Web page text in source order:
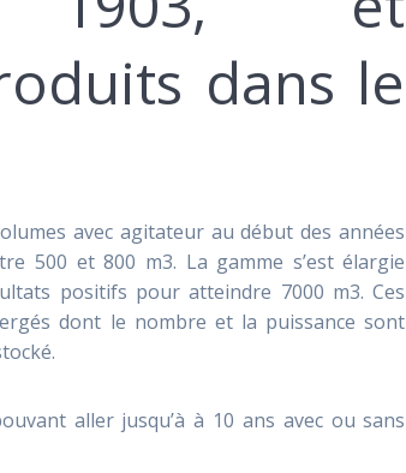
dans le
avec agitateur au début des années
500 et 800 m3. La gamme s’est élargie
positifs pour atteindre 7000 m3. Ces
dont le nombre et la puissance sont
aller jusqu’à à 10 ans avec ou sans